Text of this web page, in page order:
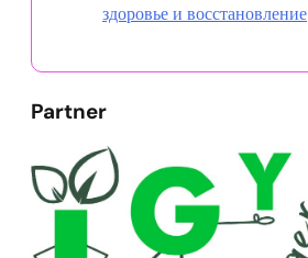
здоровье и восстановление
Partner